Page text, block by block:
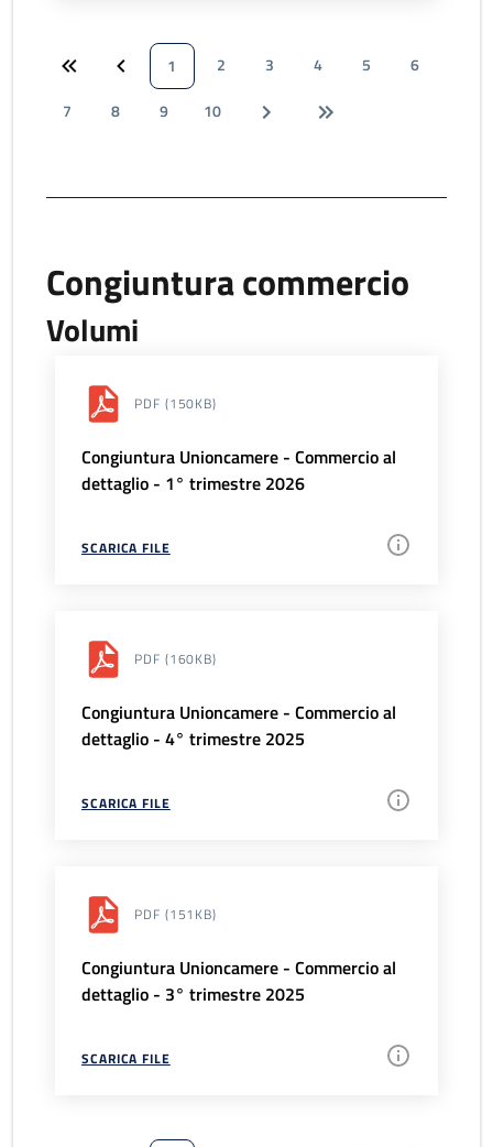
1 2 3 4 5
6
7
8 9 10
Congiuntura commercio
Volumi
PDF (150KB)
Congiuntura Unioncamere - Commercio al
dettaglio - 1° trimestre 2026
SCARICA FILE
PDF (160KB)
Congiuntura Unioncamere - Commercio al
dettaglio - 4° trimestre 2025
SCARICA FILE
PDF (151KB)
Congiuntura Unioncamere - Commercio al
dettaglio - 3° trimestre 2025
SCARICA FILE